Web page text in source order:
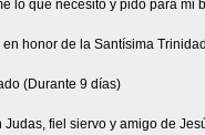
lo que necesito y pido para mi
en honor de la Santísima
(Durante 9 días)
Judas, fiel siervo y amigo de